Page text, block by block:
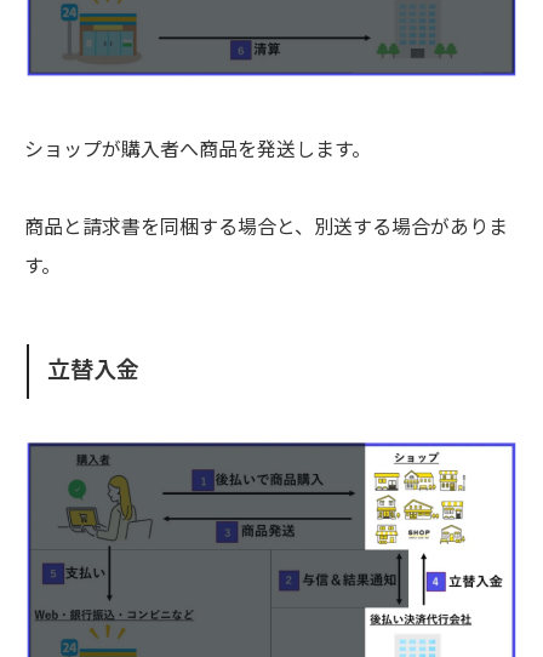
ショップが購入者へ商品を発送します。
商品と請求書を同梱する場合と、別送する場合がありま
す。
立替入金